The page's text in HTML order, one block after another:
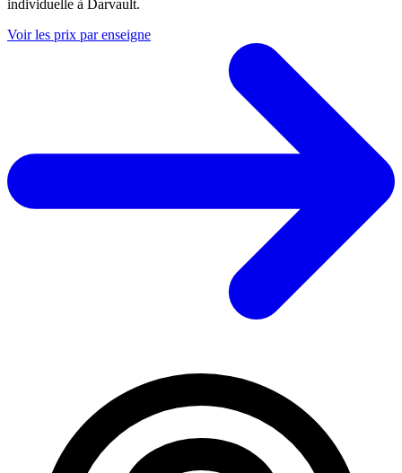
individuelle à Darvault.
Voir les prix par enseigne